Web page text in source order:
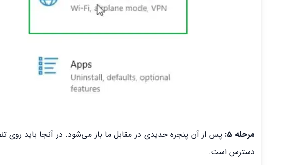
مرحله 5:
پس از آن پنجره جدیدی در مقابل ما باز می‌شود. در آنجا باید
دسترس است.